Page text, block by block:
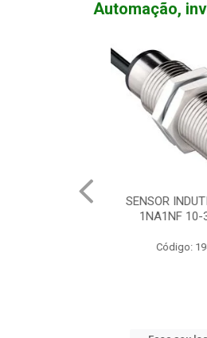
Automação,
SENSOR
1NA1NF 10-
Código: